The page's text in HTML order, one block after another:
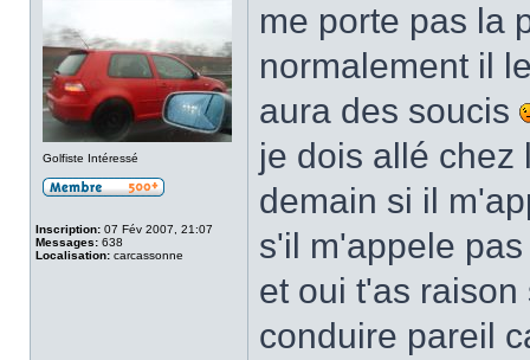
Golfiste Intéressé
Inscription: 07 Fév 2007, 21:07
Messages: 638
Localisation: carcassonne
me porte pas la
normalement il
aura des soucis
je dois allé
demain si il
s'il m'appele
et oui t'as
conduire pareil